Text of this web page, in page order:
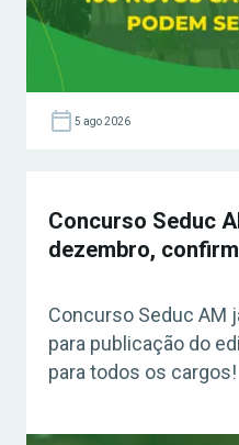
5 ago 2026
Concurso Seduc
dezembro,
Concurso Seduc AM
para publicação do
para todos os cargos!